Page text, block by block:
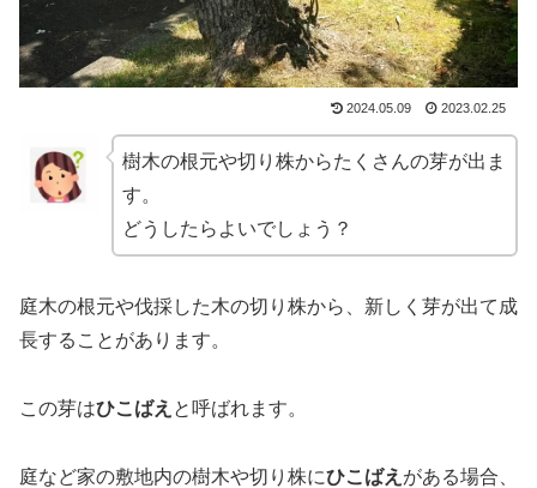
2024.05.09 2023.02.25
樹木の根元や切り株からたくさんの芽が出ま
す。
どうしたらよいでしょう？
庭木の根元や伐採した木の切り株から、新しく芽が出て成
長することがあります。
この芽はひこばえ と呼ばれます。
庭など家の敷地内の樹木や切り株にひこばえ がある場合、